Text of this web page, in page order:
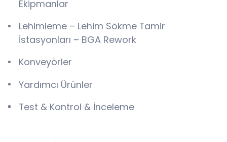
Ekipmanlar
Lehimleme – Lehim Sökme Tamir
İstasyonları – BGA Rework
Konveyörler
Yardımcı Ürünler
Test & Kontrol & İnceleme